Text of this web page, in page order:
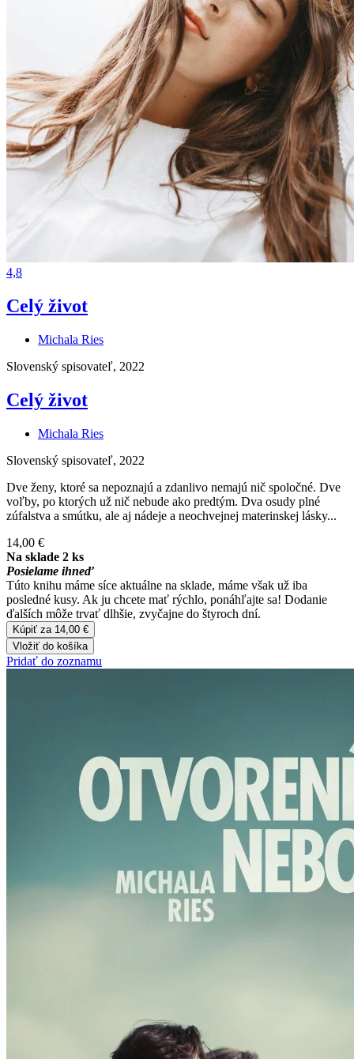
4,8
Celý život
Michala Ries
Slovenský spisovateľ, 2022
Celý život
Michala Ries
Slovenský spisovateľ, 2022
Dve ženy, ktoré sa nepoznajú a zdanlivo nemajú nič spoločné. Dve
voľby, po ktorých už nič nebude ako predtým. Dva osudy plné
zúfalstva a smútku, ale aj nádeje a neochvejnej materinskej lásky...
14,00 €
Na sklade 2 ks
Posielame ihneď
Túto knihu máme síce aktuálne na sklade, máme však už iba
posledné kusy. Ak ju chcete mať rýchlo, ponáhľajte sa! Dodanie
ďalších môže trvať dlhšie, zvyčajne do štyroch dní.
Kúpiť za 14,00 €
Vložiť do košíka
Pridať do zoznamu